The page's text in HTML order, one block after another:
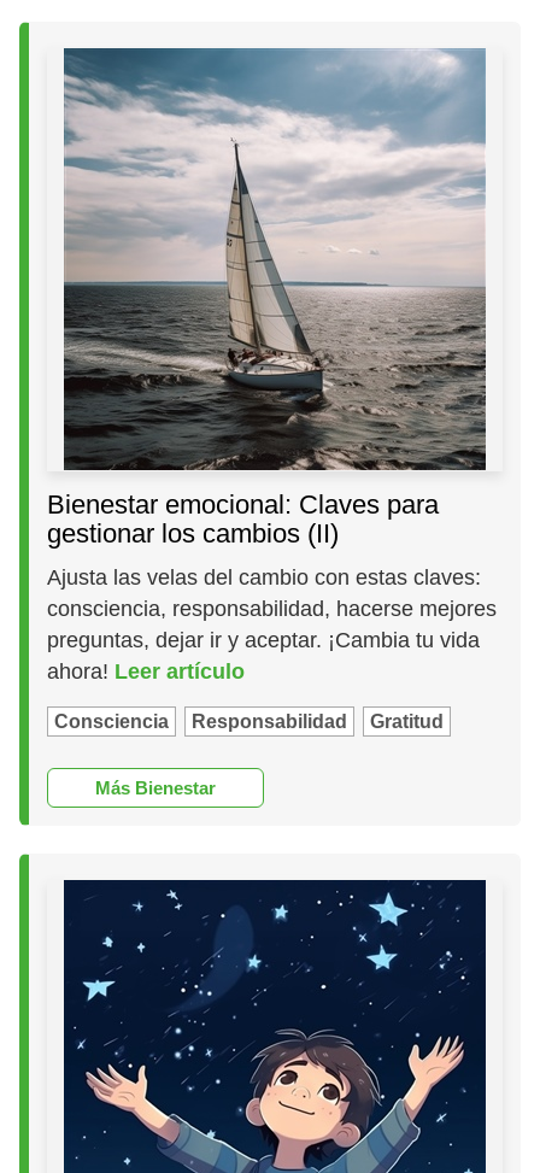
Bienestar emocional: Claves para
gestionar los cambios (II)
Ajusta las velas del cambio con estas claves:
consciencia, responsabilidad, hacerse mejores
preguntas, dejar ir y aceptar. ¡Cambia tu vida
ahora! Leer artículo
Consciencia Responsabilidad Gratitud
Más Bienestar